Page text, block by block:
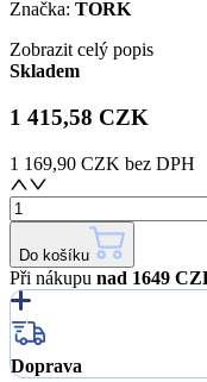
Značka: TORK
Zobrazit celý popis
Skladem
1 415,58 CZK
1 169,90 CZK bez DPH
Do košíku
Při nákupu nad 1649
Doprava